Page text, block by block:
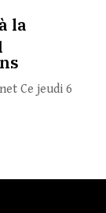
la
Ce jeudi 6